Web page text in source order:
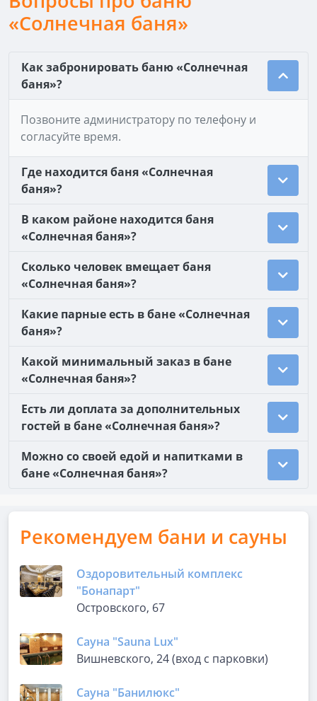
«Солнечная баня»
Как забронировать баню «Солнечная
баня»?
Позвоните администратору по телефону и
согласуйте время.
Где находится баня «Солнечная
баня»?
В каком районе находится баня
«Солнечная баня»?
Сколько человек вмещает баня
«Солнечная баня»?
Какие парные есть в бане «Солнечная
баня»?
Какой минимальный заказ в бане
«Солнечная баня»?
Есть ли доплата за дополнительных
гостей в бане «Солнечная баня»?
Можно со своей едой и напитками в
бане «Солнечная баня»?
Рекомендуем бани и сауны
Оздоровительный комплекс
"Бонапарт"
Островского, 67
Сауна "Sauna Lux"
Вишневского, 24 (вход с парковки)
Сауна "Банилюкс"